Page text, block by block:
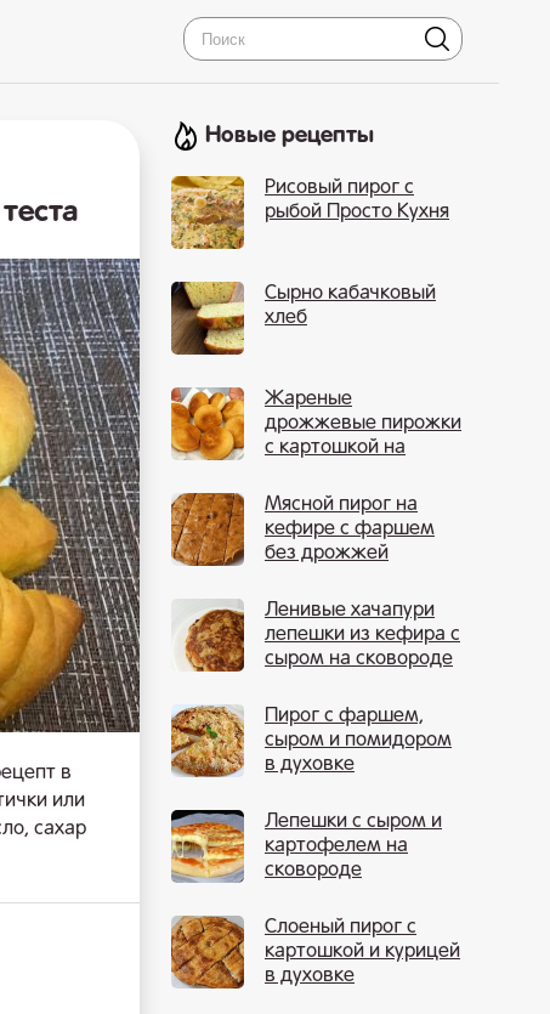
в
или
сахар
Новые рецепты
Рисовый пирог с
рыбой Просто Кухня
Сырно кабачковый
хлеб
Жареные
дрожжевые пирожки
с картошкой на
Мясной пирог на
кефире с фаршем
без дрожжей
Ленивые хачапури
лепешки из кефира с
сыром на сковороде
Пирог с фаршем,
сыром и помидором
в духовке
Лепешки с сыром и
картофелем на
сковороде
Слоеный пирог с
картошкой и курицей
в духовке